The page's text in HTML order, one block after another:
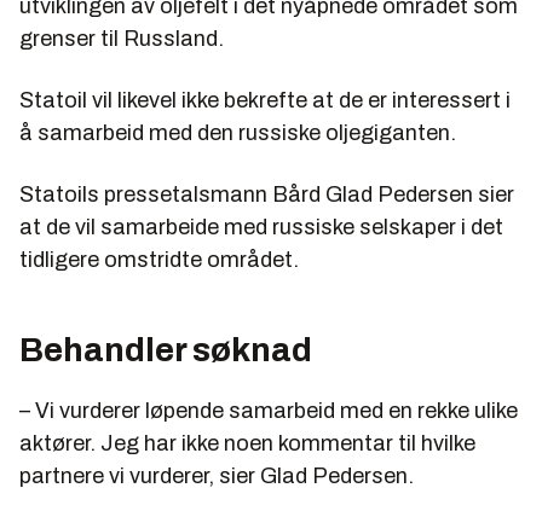
utviklingen av oljefelt i det nyåpnede området som
grenser til Russland.
Statoil vil likevel ikke bekrefte at de er interessert i
å samarbeid med den russiske oljegiganten.
Statoils pressetalsmann Bård Glad Pedersen sier
at de vil samarbeide med russiske selskaper i det
tidligere omstridte området.
Behandler søknad
– Vi vurderer løpende samarbeid med en rekke ulike
aktører. Jeg har ikke noen kommentar til hvilke
partnere vi vurderer, sier Glad Pedersen.